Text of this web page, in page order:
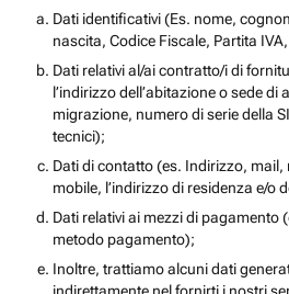
Dati identificativi (Es. nome,
nascita, Codice Fiscale, Partita
Dati relativi al/ai contratto/i di
l’indirizzo dell’abitazione o sede di
migrazione, numero di serie della
tecnici);
Dati di contatto (es. Indirizzo,
mobile, l’indirizzo di residenza e/o
Dati relativi ai mezzi di pagamento
metodo pagamento);
Inoltre, trattiamo alcuni dati